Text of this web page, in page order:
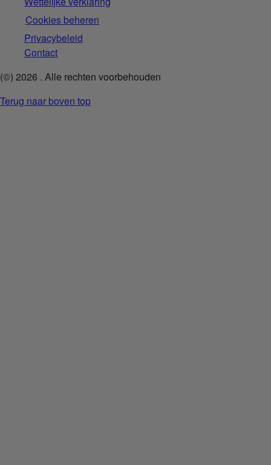
Cookies beheren
Privacybeleid
Contact
(©) 2026 . Alle rechten voorbehouden
Terug naar boven top